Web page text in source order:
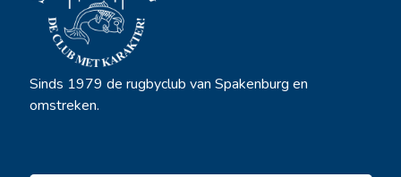
Sinds 1979 de rugbyclub van Spakenburg en
omstreken.